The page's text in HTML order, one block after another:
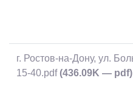
г. Ростов-на-Дону, ул.
15-40.pdf (436.09K — pdf)